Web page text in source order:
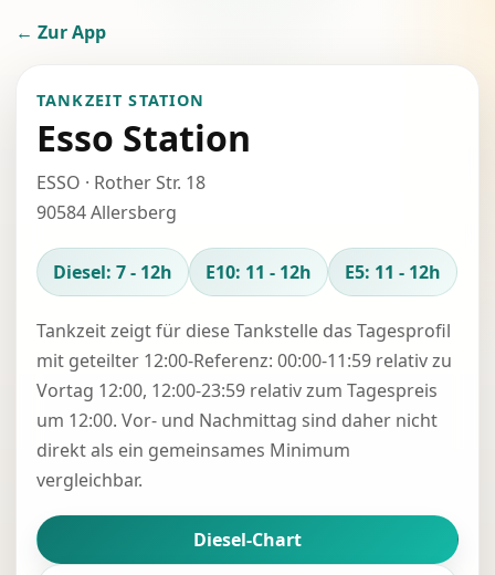
← Zur App
TANKZEIT STATION
Esso Station
ESSO · Rother Str. 18
90584 Allersberg
Diesel: 7 - 12h E10: 11 - 12h E5: 11 - 12h
Tankzeit zeigt für diese Tankstelle das Tagesprofil
mit geteilter 12:00-Referenz: 00:00-11:59 relativ zu
Vortag 12:00, 12:00-23:59 relativ zum Tagespreis
um 12:00. Vor- und Nachmittag sind daher nicht
direkt als ein gemeinsames Minimum
vergleichbar.
Diesel-Chart